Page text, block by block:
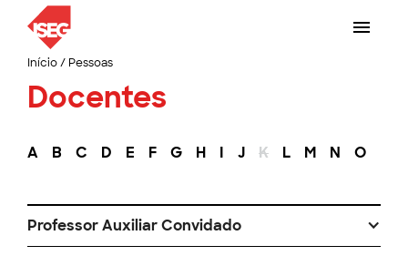
Início/ Pessoas
Docentes
A B C D E F G H I J K L M N O
Professor Auxiliar Convidado